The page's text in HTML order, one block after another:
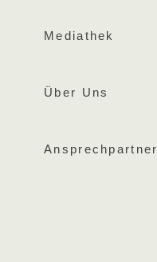
Mediathek
Über Uns
Ansprechpartner